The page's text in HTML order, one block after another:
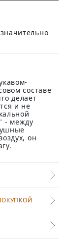
составе
делает
и не
- между
он